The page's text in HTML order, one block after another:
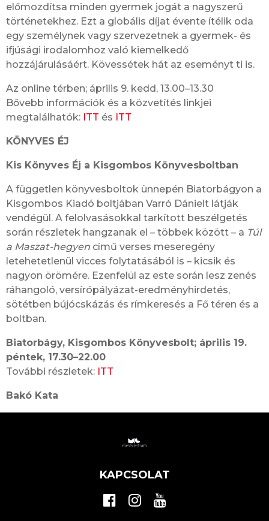
előmozdítsa minden gyermek jogát a nagyszerű
történetekhez. Ezt a globális díjat évente ítélik oda
egy személynek vagy szervezetnek a gyermek- és
ifjúsági irodalomhoz való kiemelkedő
hozzájárulásáért. Kövessétek hát az eseményt ti is.
Az online térben; április 9. kedd, 13.00–13.30
Bővebb információk és a közvetítés linkjei
megtalálhatók: ITT és ITT
KÖNYVES ÉJ
Kis Könyves Éj a Kisgombos Könyvesboltban
A független könyvesboltok ünnepén Biatorbágyon a
Kisgombos Kiadó boltjában Varró Dánielt látják
vendégül. A felolvasásokkal tarkított beszélgetés
során részletek hangzanak el – többek között – a Túl
a Maszat-hegyen című verses meseregény
letehetetlenül vicces folytatásából is – kicsik és
nagyon örömére. Ezenfelül az este során lesz zenés
ráhangoló, versírópályázat-eredményhirdetés,
sötétben bújócskázás és rímkeresés a Fő téren és a
boltban.
Biatorbágy, Kisgombos Könyvesbolt; április 19.
péntek, 17.30–22.00
További részletek: ITT
Bakó Kata
KAPCSOLAT